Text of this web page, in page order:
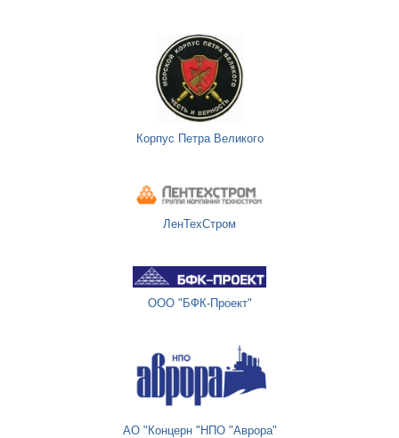
Корпус Петра Великого
ЛенТехСтром
ООО "БФК-Проект"
АО "Концерн "НПО "Аврора"